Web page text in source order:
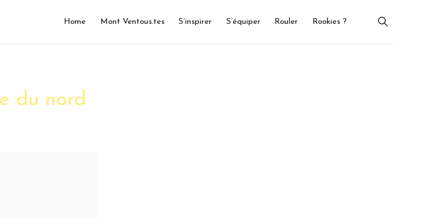
Home Mont Ventous.tes S’inspirer S’équiper Rouler Rookies ?
du nord